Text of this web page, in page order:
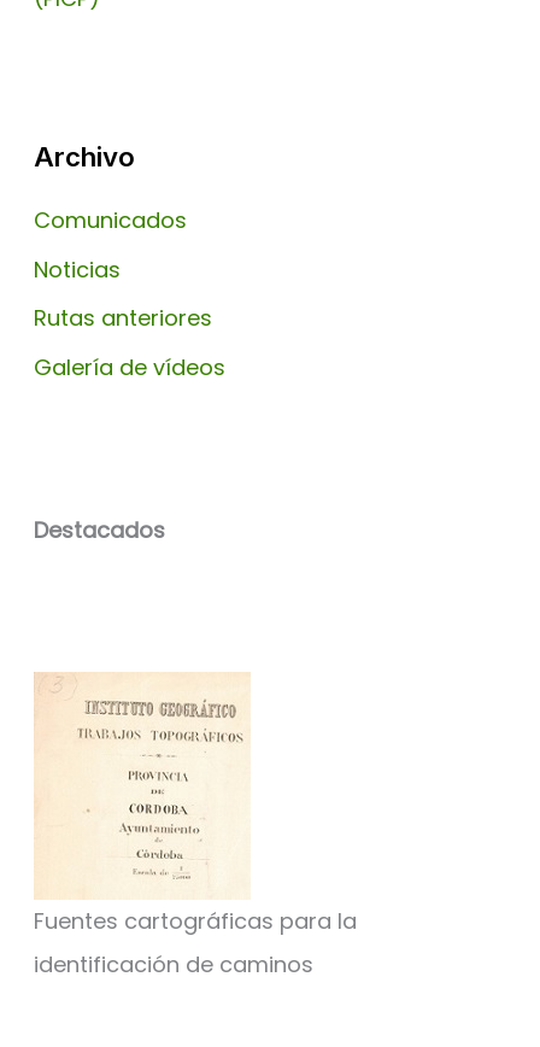
Archivo
Comunicados
Noticias
Rutas anteriores
Galería de vídeos
Destacados
Fuentes cartográficas para la
identificación de caminos